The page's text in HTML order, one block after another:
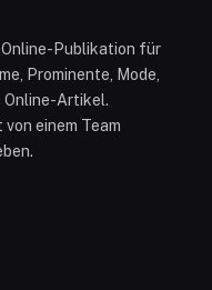
Publikation für
Prominente, Mode,
Online-Artikel.
einem Team